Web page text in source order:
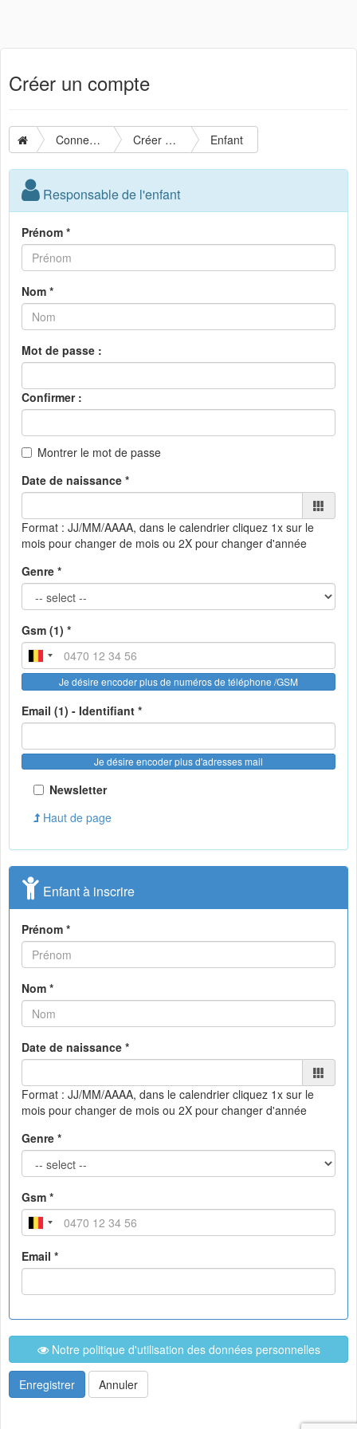
Créer un compte
Connexion Créer un compte Enfant
Responsable de l'enfant
Prénom *
Nom *
Mot de passe :
Confirmer :
Montrer le mot de passe
Date de naissance *
Format : JJ/MM/AAAA, dans le calendrier cliquez 1x sur le
mois pour changer de mois ou 2X pour changer d'année
Genre *
Gsm (1) *
Je désire encoder plus de numéros de téléphone /GSM
Email (1) - Identifiant *
Je désire encoder plus d'adresses mail
Newsletter
Haut de page
Enfant à inscrire
Prénom *
Nom *
Date de naissance *
Format : JJ/MM/AAAA, dans le calendrier cliquez 1x sur le
mois pour changer de mois ou 2X pour changer d'année
Genre *
Gsm *
Email *
Notre politique d'utilisation des données personnelles
Enregistrer Annuler